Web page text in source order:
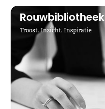
Rouwbibliotheek
Troost. Inzicht. Inspiratie